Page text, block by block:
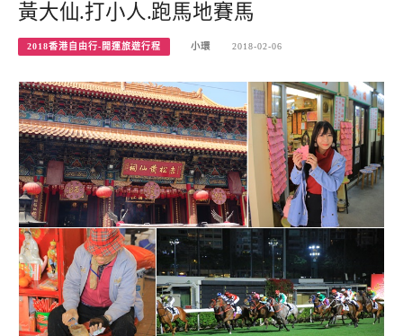
黃大仙.打小人.跑馬地賽馬
2018香港自由行-開運旅遊行程 小環 2018-02-06